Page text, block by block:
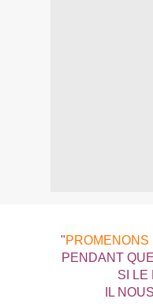
"
PENDANT
SI LE
IL